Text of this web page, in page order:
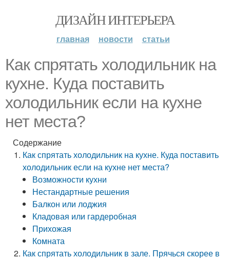
ДИЗАЙН ИНТЕРЬЕРА
главная новости статьи
Как спрятать холодильник на
кухне. Куда поставить
холодильник если на кухне
нет места?
Содержание
Как спрятать холодильник на кухне. Куда поставить
холодильник если на кухне нет места?
Возможности кухни
Нестандартные решения
Балкон или лоджия
Кладовая или гардеробная
Прихожая
Комната
Как спрятать холодильник в зале. Прячься скорее в